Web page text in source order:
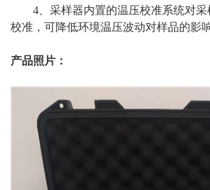
4、采样器内置的温压校准系统对
校准，可降低环境温压波动对样品的影
产品照片：